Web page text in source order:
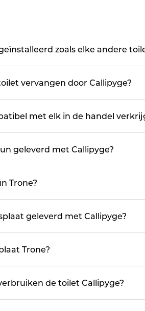
zoals elke andere
vervangen door Callipyge?
met elk in de handel
geleverd met Callipyge?
Trone?
geleverd met Callipyge?
Trone?
de toilet Callipyge?